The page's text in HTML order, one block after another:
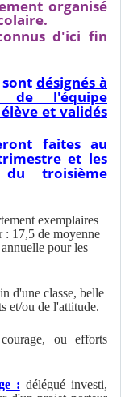
organisé
d'ici fin
désignés à
de l'équipe
et validés
faites au
et les
troisième
exemplaires
: 17,5 de moyenne
pour les
d'une classe, belle
et/ou de l'attitude.
ou efforts
: délégué investi,